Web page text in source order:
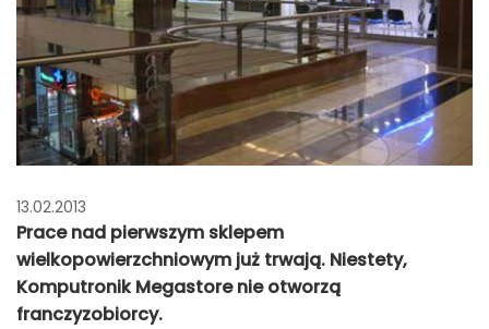
13.02.2013
Prace nad pierwszym sklepem
wielkopowierzchniowym już trwają. Niestety,
Komputronik Megastore nie otworzą
franczyzobiorcy.